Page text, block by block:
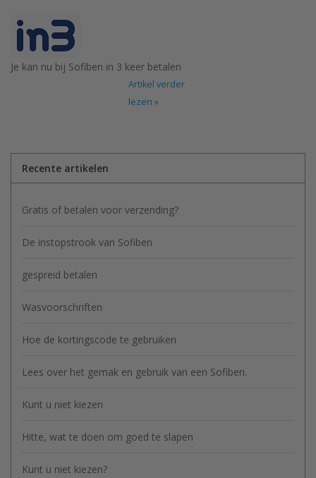
Je kan nu bij Sofiben in 3 keer betalen
Artikel verder
lezen »
Recente artikelen
Gratis of betalen voor verzending?
De instopstrook van Sofiben
gespreid betalen
Wasvoorschriften
Hoe de kortingscode te gebruiken
Lees over het gemak en gebruik van een Sofiben.
Kunt u niet kiezen
Hitte, wat te doen om goed te slapen
Kunt u niet kiezen?